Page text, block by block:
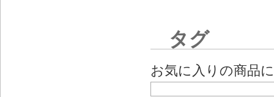
タグ
お気に入りの商品